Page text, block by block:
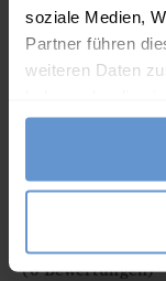
soziale Medien,
Partner führen
weiteren Daten
gesammelt haben.
(0 Bewertungen)